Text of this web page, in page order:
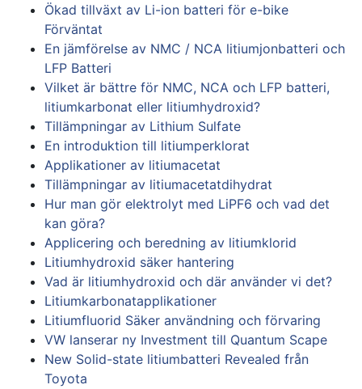
Ökad tillväxt av Li-ion batteri för e-bike
Förväntat
En jämförelse av NMC / NCA litiumjonbatteri och
LFP Batteri
Vilket är bättre för NMC, NCA och LFP batteri,
litiumkarbonat eller litiumhydroxid?
Tillämpningar av Lithium Sulfate
En introduktion till litiumperklorat
Applikationer av litiumacetat
Tillämpningar av litiumacetatdihydrat
Hur man gör elektrolyt med LiPF6 och vad det
kan göra?
Applicering och beredning av litiumklorid
Litiumhydroxid säker hantering
Vad är litiumhydroxid och där använder vi det?
Litiumkarbonatapplikationer
Litiumfluorid Säker användning och förvaring
VW lanserar ny Investment till Quantum Scape
New Solid-state litiumbatteri Revealed från
Toyota